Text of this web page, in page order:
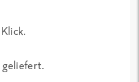
geliefert.